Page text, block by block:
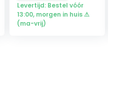
Levertijd: Bestel vóór
13:00, morgen in huis ⚠
(ma-vrij)